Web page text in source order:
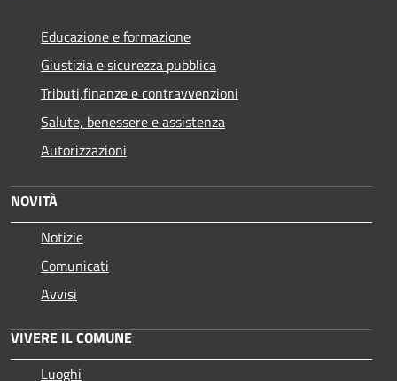
Educazione e formazione
Giustizia e sicurezza pubblica
Tributi,finanze e contravvenzioni
Salute, benessere e assistenza
Autorizzazioni
NOVITÀ
Notizie
Comunicati
Avvisi
VIVERE IL COMUNE
Luoghi